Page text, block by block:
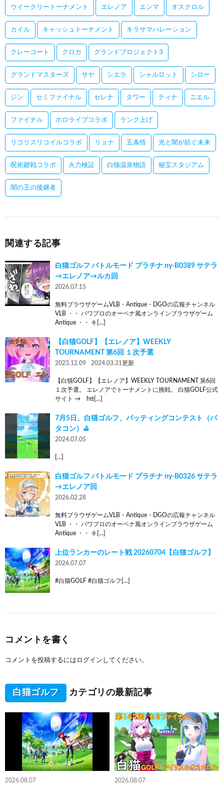
ウイークリートーナメント エレノア エンマ オスクロル
カイル キャッシュトーナメント キラサマハレーション
クレーコート クロカ グランドプロジェクト3
グランドマスターズ サヤ シエラ シャルロット シロー
ジン セミファイナル セレナ タワー ティナ ニエル
ファイナル ホロライブコラボ ランク上げ
リコリスリコイルコラボ リョナ 五条悟 光と闇が紡ぐ未来
呪術廻戦コラボ 火力検証 白猫温泉物語 秘宝スタジアム
闇の王の後継者
関連する記事
白猫ゴルフ バトルモード プラチナ ny-B0389 サテラ
→エレノア→ルカ回
2026.07.15
無料ブラウザゲームVLB・Antique・DGOの広報チャンネル
VLB ・・ パワプロのオーペナ風オンラインブラウザゲーム
Antique ・・ キ[…]
【白猫GOLF】【エレノア】WEEKLY
TOURNAMENT 第6回 １次予選
2023.12.09 2024.03.31更新
【白猫GOLF】【エレノア】WEEKLY TOURNAMENT 第6回
１次予選。 エレノアでトーナメントに挑戦。 白猫GOLF公式
サイト → htt[…]
7月5日、白猫ゴルフ、パッティングコンテスト（パ
タコン）⛳️
2024.07.05
[…]
白猫ゴルフ バトルモード プラチナ ny-B0326 サテラ
→エレノア回
2026.02.28
無料ブラウザゲームVLB・Antique・DGOの広報チャンネル
VLB ・・ パワプロのオーペナ風オンラインブラウザゲーム
Antique ・・ キ[…]
上位ランカーのレート戦 20260704【白猫ゴルフ】
2026.07.07
#白猫GOLF #白猫ゴルフ[…]
コメントを書く
コメントを投稿するには ログイン してください。
白猫ゴルフ カテゴリの最新記事
2026.08.07 2026.08.07